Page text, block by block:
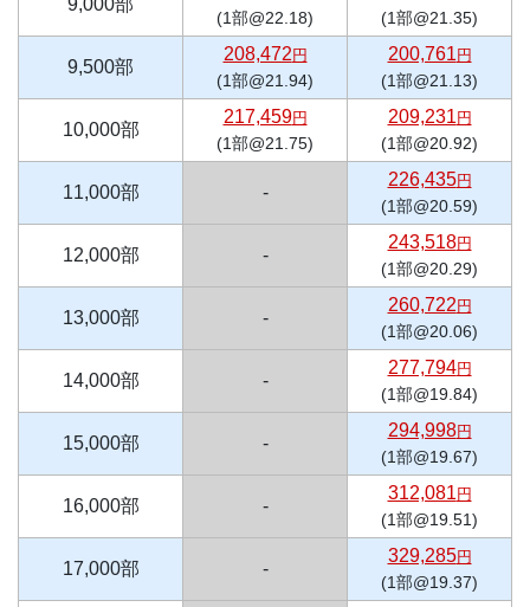
9,000部
(1部@22.18) (1部@21.35)
9,500部
208,472円
(1部@21.94)
200,761円
(1部@21.13)
10,000部
217,459円
(1部@21.75)
209,231円
(1部@20.92)
11,000部 -
226,435円
(1部@20.59)
12,000部 -
243,518円
(1部@20.29)
13,000部 -
260,722円
(1部@20.06)
14,000部 -
277,794円
(1部@19.84)
15,000部 -
294,998円
(1部@19.67)
16,000部 -
312,081円
(1部@19.51)
17,000部 -
329,285円
(1部@19.37)